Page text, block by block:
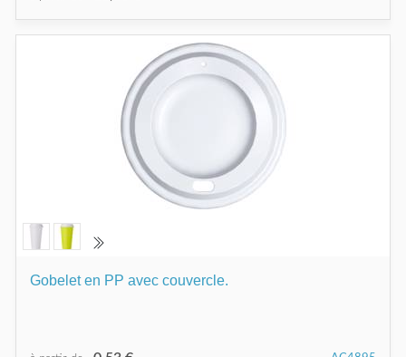
Gobelet en PP avec couvercle.